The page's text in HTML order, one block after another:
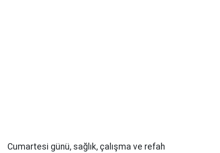
Cumartesi günü, sağlık, çalışma ve refah